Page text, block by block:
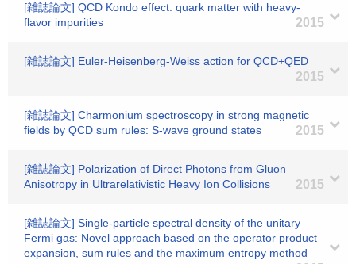
[雑誌論文] QCD Kondo effect: quark matter with heavy-
flavor impurities
2015
[雑誌論文] Euler-Heisenberg-Weiss action for QCD+QED
2015
[雑誌論文] Charmonium spectroscopy in strong magnetic
fields by QCD sum rules: S-wave ground states
2015
[雑誌論文] Polarization of Direct Photons from Gluon
Anisotropy in Ultrarelativistic Heavy Ion Collisions
2015
[雑誌論文] Single-particle spectral density of the unitary
Fermi gas: Novel approach based on the operator product
expansion, sum rules and the maximum entropy method